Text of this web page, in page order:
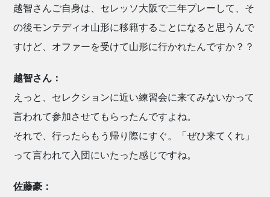
越智さんご自身は、セレッソ大阪で二年プレーして、そ
の後モンテディオ山形に移籍することになると思うんで
すけど、オファーを受けて山形に行かれたんですか？？
越智さん：
えっと、セレクションに近い練習会に来てみないかって
言われて参加させてもらったんですよね。
それで、行ったらもう帰り際にすぐ。「ぜひ来てくれ」
って言われて入団にいたった感じですね。
佐藤豪：